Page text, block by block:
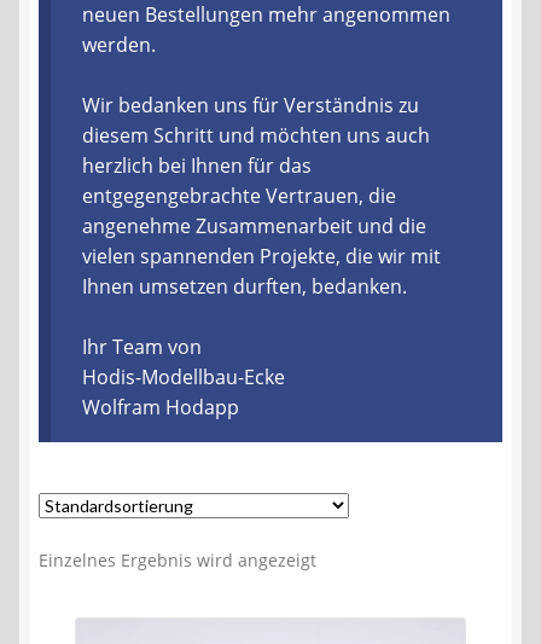
Gutschein
Batterien- und Akku Verordnung
Elektro- und Elektronikgeräte Verordnung
Öle- und Schmierstoff Verordnung
Vereine & Foren
Kontakt
neuen Bestellungen mehr angenommen
werden.
Wir bedanken uns für Verständnis zu
diesem Schritt und möchten uns auch
herzlich bei Ihnen für das
entgegengebrachte Vertrauen, die
angenehme Zusammenarbeit und die
vielen spannenden Projekte, die wir mit
Ihnen umsetzen durften, bedanken.
Ihr Team von
Hodis-Modellbau-Ecke
Wolfram Hodapp
Einzelnes Ergebnis wird angezeigt